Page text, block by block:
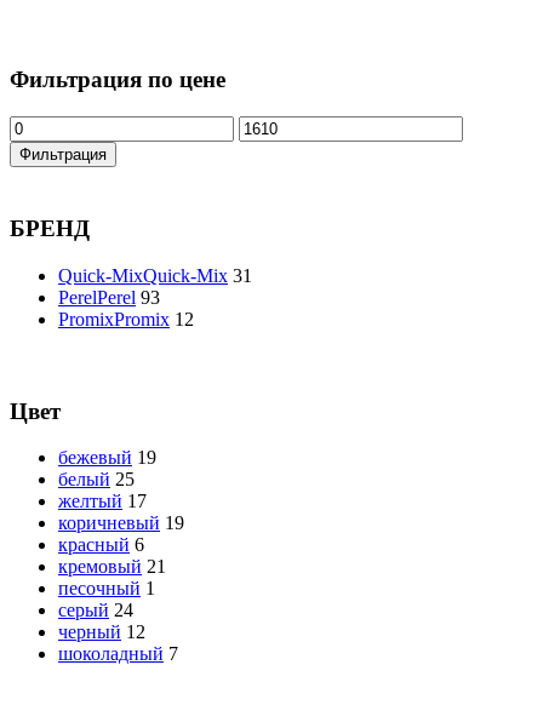
Фильтрация по цене
Фильтрация
БРЕНД
Quick-MixQuick-Mix 31
PerelPerel 93
PromixPromix 12
Цвет
бежевый 19
белый 25
желтый 17
коричневый 19
красный 6
кремовый 21
песочный 1
серый 24
черный 12
шоколадный 7